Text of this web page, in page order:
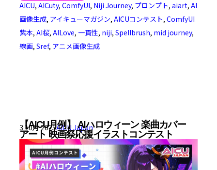
AICU, AICuty, ComfyUI, Niji Journey, プロンプト, aiart, AI
画像生成, アイキューマガジン, AICUコンテスト, ComfyUI
紫本, AI桜, AILove, 一貫性, niji, Spellbrush, mid journey,
線画, Sref, アニメ画像生成
【AICU月例】 AIハロウィーン 楽曲カバー
アート 映画祭応援イラストコンテスト
3 10月 2025AICU Japan